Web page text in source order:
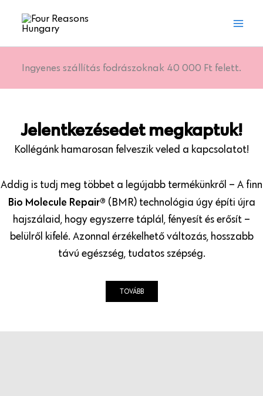
Ingyenes szállítás fodrászoknak 40 000 Ft felett.
Jelentkezésedet megkaptuk!
Kollégánk hamarosan felveszik veled a kapcsolatot!
Addig is tudj meg többet a legújabb termékünkről – A finn
Bio Molecule Repair® (BMR) technológia úgy építi újra
hajszálaid, hogy egyszerre táplál, fényesít és erősít –
belülről kifelé. Azonnal érzékelhető változás, hosszabb
távú egészség, tudatos szépség.
TOVÁBB